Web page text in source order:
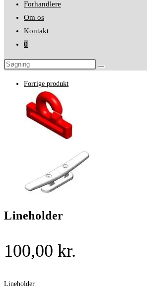
Forhandlere
Om os
Kontakt
0
Forrige produkt
Lineholder
100,00 kr.
Lineholder